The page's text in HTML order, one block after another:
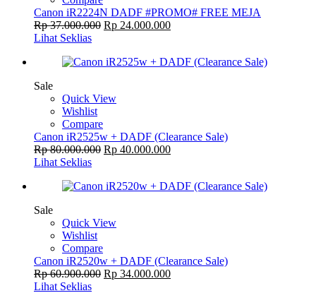
Canon iR2224N DADF #PROMO# FREE MEJA
Rp37.000.000 Rp 24.000.000
Lihat Seklias
Sale
Quick View
Wishlist
Compare
Canon iR2525w + DADF (Clearance Sale)
Rp80.000.000 Rp 40.000.000
Lihat Seklias
Sale
Quick View
Wishlist
Compare
Canon iR2520w + DADF (Clearance Sale)
Rp60.900.000 Rp 34.000.000
Lihat Seklias